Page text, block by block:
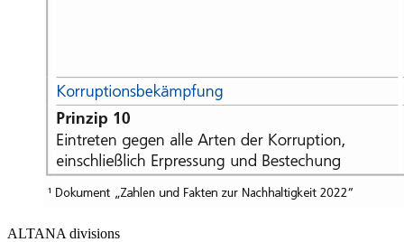
ALTANA divisions